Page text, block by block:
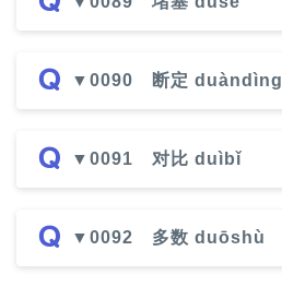
▼0090 断定 duàndìng
▼0091 对比 duìbǐ
▼0092 多数 duōshù